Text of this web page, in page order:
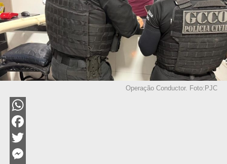
Operação Conductor. Foto:PJC
WhatsApp
Facebook
Twitter